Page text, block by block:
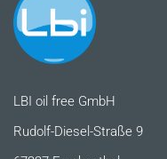
LBI oil free GmbH
Rudolf-Diesel-Straße 9